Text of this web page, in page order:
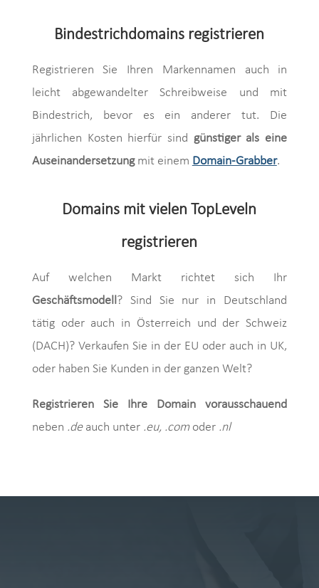
Bindestrichdomains registrieren
Registrieren Sie Ihren Markennamen auch in
leicht abgewandelter Schreibweise und mit
Bindestrich, bevor es ein anderer tut. Die
jährlichen Kosten hierfür sind günstiger als eine
Auseinandersetzungmit einem Domain-Grabber.
Domains mit vielen TopLeveln
registrieren
Auf welchen Markt richtet sich Ihr
Geschäftsmodell? Sind Sie nur in Deutschland
tätig oder auch in Österreich und der Schweiz
(DACH)? Verkaufen Sie in der EU oder auch in UK,
oder haben Sie Kunden in der ganzen Welt?
Registrieren Sie Ihre Domain vorausschauend
neben .deauch unter .eu, .comoder .nl